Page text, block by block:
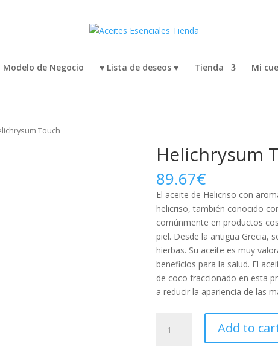
Modelo de Negocio ♥ Lista de deseos ♥ Tienda Mi
Touch
Helichrysum
89.67€
El aceite de Helicriso con
helicriso, también conocido
comúnmente en productos
piel. Desde la antigua Grecia,
hierbas. Su aceite es muy
beneficios para la salud. El
de coco fraccionado en esta
a reducir la apariencia de las
Touch
Add to